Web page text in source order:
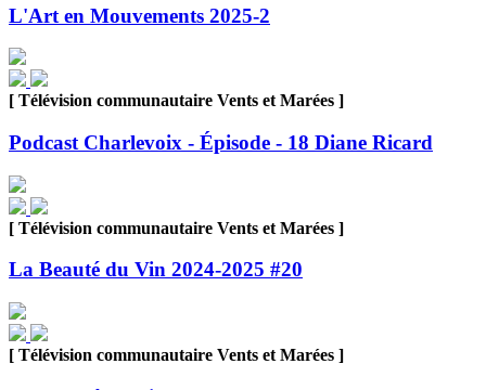
L'Art en Mouvements 2025-2
[ Télévision communautaire Vents et Marées ]
Podcast Charlevoix - Épisode - 18 Diane Ricard
[ Télévision communautaire Vents et Marées ]
La Beauté du Vin 2024-2025 #20
[ Télévision communautaire Vents et Marées ]